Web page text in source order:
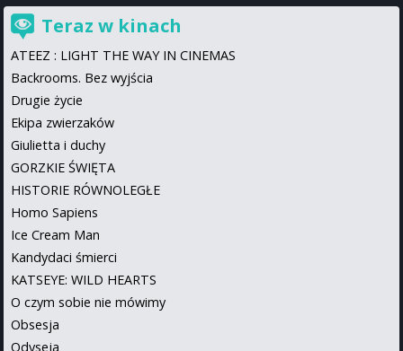
Teraz w kinach
ATEEZ : LIGHT THE WAY IN CINEMAS
Backrooms. Bez wyjścia
Drugie życie
Ekipa zwierzaków
Giulietta i duchy
GORZKIE ŚWIĘTA
HISTORIE RÓWNOLEGŁE
Homo Sapiens
Ice Cream Man
Kandydaci śmierci
KATSEYE: WILD HEARTS
O czym sobie nie mówimy
Obsesja
Odyseja